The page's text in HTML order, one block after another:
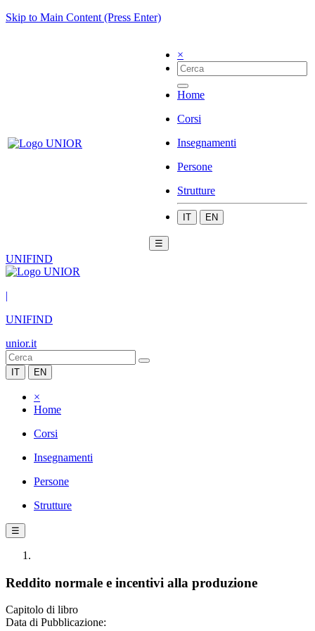
Skip to Main Content (Press Enter)
×
Home
Corsi
Insegnamenti
Persone
Strutture
IT EN
☰
UNIFIND
|
UNIFIND
unior.it
IT EN
×
Home
Corsi
Insegnamenti
Persone
Strutture
☰
Reddito normale e incentivi alla produzione
Capitolo di libro
Data di Pubblicazione: